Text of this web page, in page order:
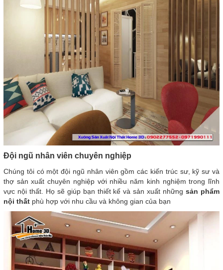
Đội ngũ nhân viên chuyên nghiệp
Chúng tôi có một đội ngũ nhân viên gồm các kiến trúc sư, kỹ sư và
thợ sản xuất chuyên nghiệp với nhiều năm kinh nghiệm trong lĩnh
vực nội thất. Họ sẽ giúp bạn thiết kế và sản xuất nhữngsản phẩm
nội thất phù hợp với nhu cầu và không gian của bạn